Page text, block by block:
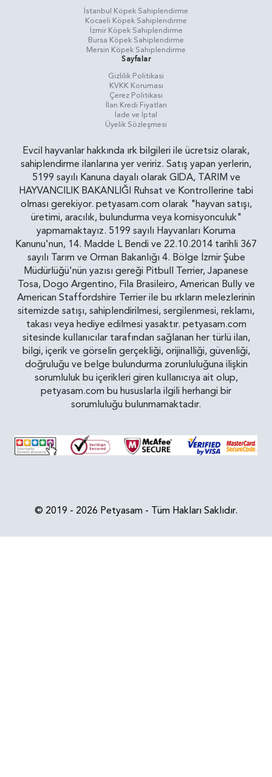
İstanbul Köpek Sahiplendirme
Kocaeli Köpek Sahiplendirme
İzmir Köpek Sahiplendirme
Bursa Köpek Sahiplendirme
Mersin Köpek Sahiplendirme
Sayfalar
Gizlilik Politikasi
KVKK Koruması
Çerez Politikası
İlan Kredi Fiyatları
İade ve İptal
Üyelik Sözleşmesi
Evcil hayvanlar hakkında ırk bilgileri ile ücretsiz olarak,
sahiplendirme ilanlarına yer veririz. Satış yapan yerlerin,
5199 sayılı Kanuna dayalı olarak GIDA, TARIM ve
HAYVANCILIK BAKANLIĞI Ruhsat ve Kontrollerine tabi
olması gerekiyor. petyasam.com olarak "hayvan satışı,
üretimi, aracılık, bulundurma veya komisyonculuk"
yapmamaktayız. 5199 sayılı Hayvanları Koruma
Kanunu'nun, 14. Madde L Bendi ve 22.10.2014 tarihli 367
sayılı Tarım ve Orman Bakanlığı 4. Bölge İzmir Şube
Müdürlüğü'nün yazısı gereği Pitbull Terrier, Japanese
Tosa, Dogo Argentino, Fila Brasileiro, American Bully ve
American Staffordshire Terrier ile bu ırkların melezlerinin
sitemizde satışı, sahiplendirilmesi, sergilenmesi, reklamı,
takası veya hediye edilmesi yasaktır. petyasam.com
sitesinde kullanıcılar tarafından sağlanan her türlü ilan,
bilgi, içerik ve görselin gerçekliği, orijinalliği, güvenliği,
doğruluğu ve belge bulundurma zorunluluğuna ilişkin
sorumluluk bu içerikleri giren kullanıcıya ait olup,
petyasam.com bu hususlarla ilgili herhangi bir
sorumluluğu bulunmamaktadır.
© 2019 - 2026 Petyasam - Tüm Hakları Saklıdır.